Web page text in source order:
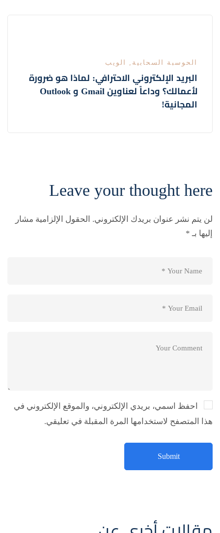
الحوسبة السحابية , الويب
البريد الإلكتروني الاحترافي: لماذا هو ضرورة
لأعمالك؟ وداعاً لعناوين Gmail و Outlook
المجانية!
Leave your thought here
لن يتم نشر عنوان بريدك الإلكتروني. الحقول الإلزامية مشار
إليها بـ *
احفظ اسمي، بريدي الإلكتروني، والموقع الإلكتروني في
هذا المتصفح لاستخدامها المرة المقبلة في تعليقي.